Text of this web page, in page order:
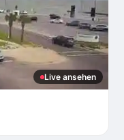
Live ansehen